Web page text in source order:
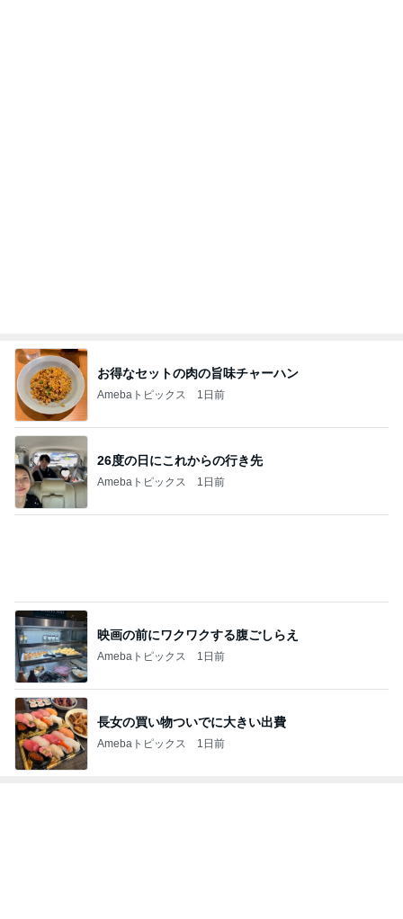
お得なセットの肉の旨味チャーハン
Amebaトピックス 1日前
26度の日にこれからの行き先
Amebaトピックス 1日前
映画の前にワクワクする腹ごしらえ
Amebaトピックス 1日前
長女の買い物ついでに大きい出費
Amebaトピックス 1日前